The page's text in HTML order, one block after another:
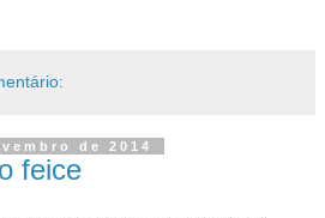
de 2014
feice